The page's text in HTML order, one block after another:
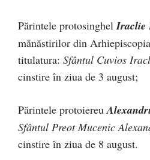
Părintele protosinghelIraclie
mănăstirilor din
titulatura: Sfântul Cuvios
cinstire în ziua de 3 august;
Părintele protoiereu
Sfântul Preot Mucenic
cinstire în ziua de 8 august.